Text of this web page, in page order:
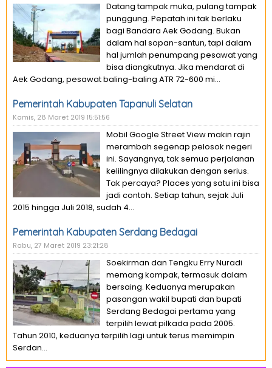
Datang tampak muka, pulang tampak
punggung. Pepatah ini tak berlaku
bagi Bandara Aek Godang. Bukan
dalam hal sopan-santun, tapi dalam
hal jumlah penumpang pesawat yang
bisa diangkutnya. Jika mendarat di
Aek Godang, pesawat baling-baling ATR 72-600 mi...
Pemerintah Kabupaten Tapanuli Selatan
Kamis, 28 Maret 2019 15:51:56
Mobil Google Street View makin rajin
merambah segenap pelosok negeri
ini. Sayangnya, tak semua perjalanan
kelilingnya dilakukan dengan serius.
Tak percaya? Places yang satu ini bisa
jadi contoh. Setiap tahun, sejak Juli
2015 hingga Juli 2018, sudah 4...
Pemerintah Kabupaten Serdang Bedagai
Rabu, 27 Maret 2019 23:21:28
Soekirman dan Tengku Erry Nuradi
memang kompak, termasuk dalam
bersaing. Keduanya merupakan
pasangan wakil bupati dan bupati
Serdang Bedagai pertama yang
terpilih lewat pilkada pada 2005.
Tahun 2010, keduanya terpilih lagi untuk terus memimpin
Serdan...